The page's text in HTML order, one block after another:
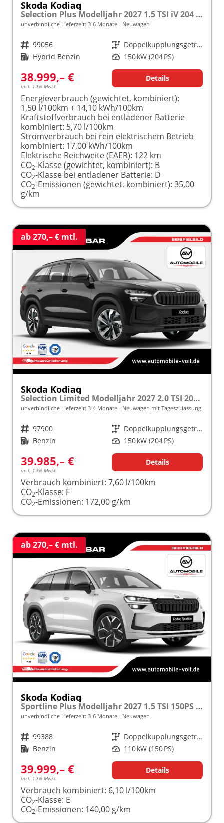
Skoda Kodiaq
Selection Plus Modelljahr 2027 1.5 TSI iV 204 PS DSG TEMPOMAT/R.KAMERA/SHZ/LED/LENKRADHEIZUNG frei konfigurierbar!
unverbindliche Lieferzeit: 3-6 Monate Neuwagen
Fahrzeugnr. 99056 Getriebe
Doppelkupplungsgetriebe (DSG)
Kraftstoff Hybrid Benzin Leistung 150 kW (204 PS)
38.999,– €
incl. 19% MwSt.
Details
Energieverbrauch (gewichtet, kombiniert):
1,50 l/100km + 14,10 kWh/100km
Kraftstoffverbrauch bei entladener Batterie
kombiniert: 5,70 l/100km
Stromverbrauch bei rein elektrischem Betrieb
kombiniert: 17,00 kWh/100km
Elektrische Reichweite (EAER): 122 km
CO2-Klasse (gewichtet, kombiniert): B
CO2-Klasse bei entladener Batterie: D
CO2-Emissionen (gewichtet, kombiniert): 35,00
g/km
ab 270,– € mtl.
Skoda Kodiaq
Selection Limited Modelljahr 2027 2.0 TSI 204 PS DSG 4x4 5 J. Garantie/AHK/NAVI/SHZ/KAMERA/LED frei konfigurierbar!
unverbindliche Lieferzeit: 3-4 Monate Neuwagen mit Tageszulassung
Fahrzeugnr. 97900 Getriebe
Doppelkupplungsgetriebe (DSG)
Kraftstoff Benzin Leistung 150 kW (204 PS)
39.985,– €
incl. 19% MwSt.
Details
Verbrauch kombiniert: 7,60 l/100km
CO2-Klasse: F
CO2-Emissionen: 172,00 g/km
ab 270,– € mtl.
Skoda Kodiaq
Sportline Plus Modelljahr 2027 1.5 TSI 150PS DSG MATRIX/KAMERA/ACC/MEMORY/NAVI/SHZ/3Z.KLIMA/ELEKTR. HECKKLAPPE frei konfigurierbar!
unverbindliche Lieferzeit: 3-6 Monate Neuwagen
Fahrzeugnr. 99388 Getriebe
Doppelkupplungsgetriebe (DSG)
Kraftstoff Benzin Leistung 110 kW (150 PS)
39.999,– €
incl. 19% MwSt.
Details
Verbrauch kombiniert: 6,10 l/100km
CO2-Klasse: E
CO2-Emissionen: 140,00 g/km